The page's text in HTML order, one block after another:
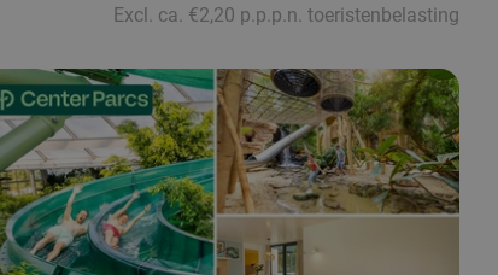
Excl. ca. €2,20 p.p.p.n. toeristenbelasting